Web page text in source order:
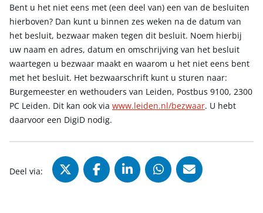
Bent u het niet eens met (een deel van) een van de besluiten
hierboven? Dan kunt u binnen zes weken na de datum van
het besluit, bezwaar maken tegen dit besluit. Noem hierbij
uw naam en adres, datum en omschrijving van het besluit
waartegen u bezwaar maakt en waarom u het niet eens bent
met het besluit. Het bezwaarschrift kunt u sturen naar:
Burgemeester en wethouders van Leiden, Postbus 9100, 2300
PC Leiden. Dit kan ook via www.leiden.nl/bezwaar. U hebt
daarvoor een DigiD nodig.
Deel via: Deel via X (Twitter), opent in
Deel via Facebook, opent
Deel via LinkedIn,
Deel viaDeel via